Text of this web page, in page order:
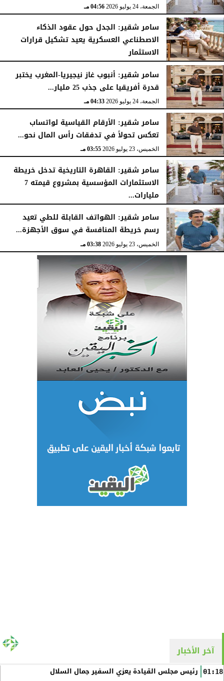
الجمعة، 24 يوليو 2026 04:56 مـ
سامر شقير: الجدل حول عقود الذكاء
الاصطناعي العسكرية يعيد تشكيل قرارات
الاستثمار
الجمعة، 24 يوليو 2026 04:45 مـ
سامر شقير: أنبوب غاز نيجيريا-المغرب يختبر
قدرة أفريقيا على جذب 25 مليار...
الجمعة، 24 يوليو 2026 04:33 مـ
سامر شقير: الأرقام القياسية لواتساب
تعكس تحولاً في تدفقات رأس المال نحو...
الخميس، 23 يوليو 2026 03:55 مـ
سامر شقير: القاهرة التاريخية تدخل خريطة
الاستثمارات المؤسسية بمشروع قيمته 7
مليارات...
الخميس، 23 يوليو 2026
سامر شقير: الهواتف القابلة للطي تعيد
رسم خريطة المنافسة في سوق الأجهزة...
الخميس، 23 يوليو 2026 03:38 مـ
آخر الأخبار
01:18 رئيس مجلس القيادة يعزي السفير جمال السلال